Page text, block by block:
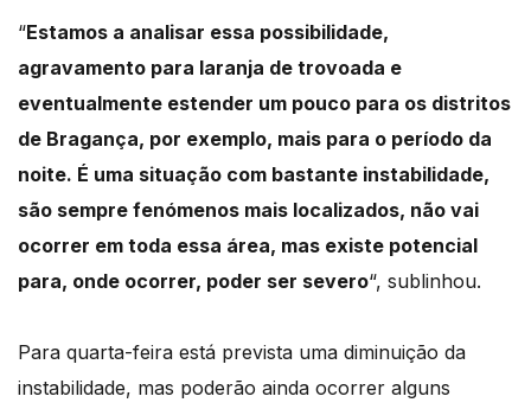
“Estamos a analisar essa possibilidade,
agravamento para laranja de trovoada e
eventualmente estender um pouco para os distritos
de Bragança, por exemplo, mais para o período da
noite. É uma situação com bastante instabilidade,
são sempre fenómenos mais localizados, não vai
ocorrer em toda essa área, mas existe potencial
para, onde ocorrer, poder ser severo“, sublinhou.
Para quarta-feira está prevista uma diminuição da
instabilidade, mas poderão ainda ocorrer alguns